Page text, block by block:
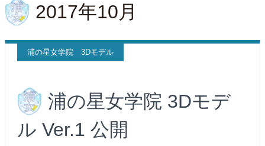
2017年10月
浦の星女学院 3Dモデル
浦の星女学院 3Dモデ
ル Ver.1 公開